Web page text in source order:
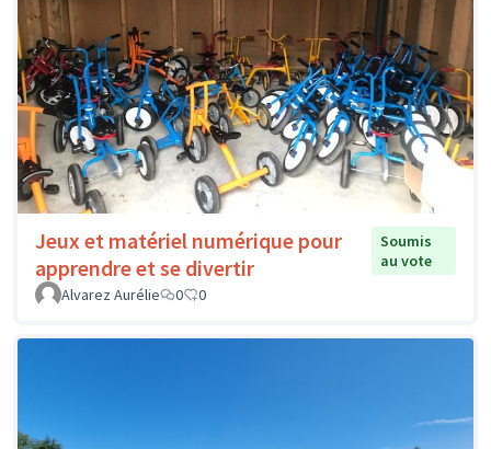
Jeux et matériel numérique pour
apprendre et se divertir
Soumis
au vote
Alvarez Aurélie
0 0